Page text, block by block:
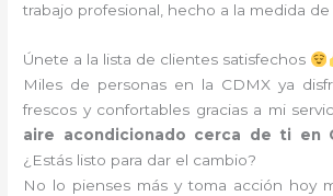
trabajo profesional, hecho a la medida
Únete a la lista de clientes satisfechos
Miles de personas en la CDMX ya
frescos y confortables gracias a mi
aire acondicionado cerca de ti en
¿Estás listo para dar el cambio?
No lo pienses más y toma acción hoy